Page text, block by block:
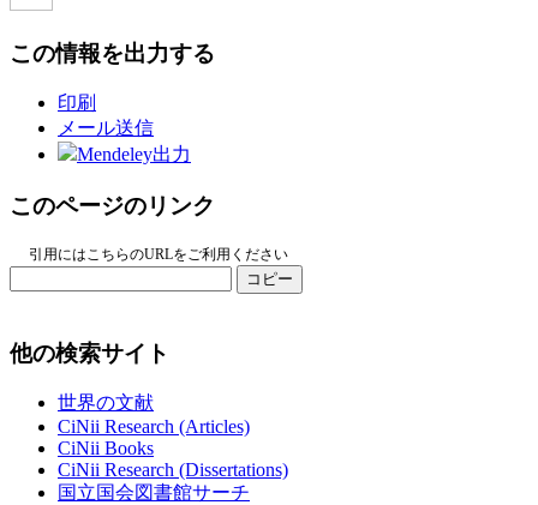
この情報を出力する
印刷
メール送信
Mendeley出力
このページのリンク
引用にはこちらのURLをご利用ください
コピー
他の検索サイト
世界の文献
CiNii Research (Articles)
CiNii Books
CiNii Research (Dissertations)
国立国会図書館サーチ